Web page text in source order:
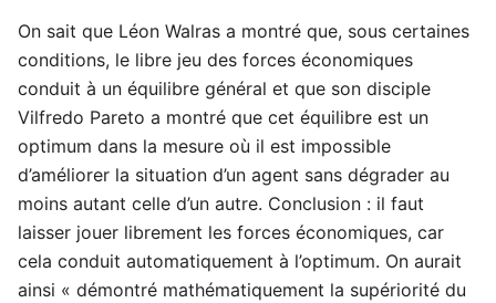
On sait que Léon Walras a montré que, sous certaines
conditions, le libre jeu des forces économiques
conduit à un équilibre général et que son disciple
Vilfredo Pareto a montré que cet équilibre est un
optimum dans la mesure où il est impossible
d’améliorer la situation d’un agent sans dégrader au
moins autant celle d’un autre. Conclusion : il faut
laisser jouer librement les forces économiques, car
cela conduit automatiquement à l’optimum. On aurait
ainsi « démontré mathématiquement la supériorité du